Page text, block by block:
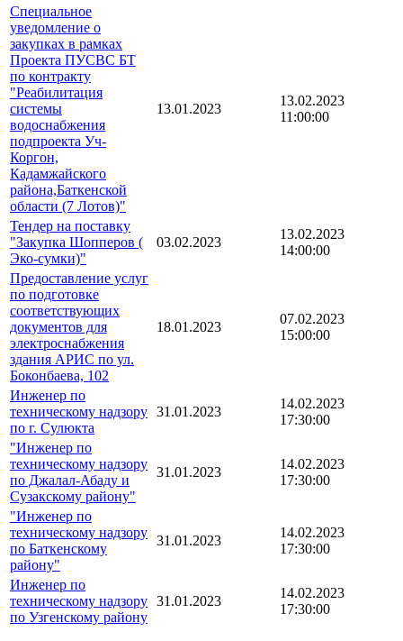
Специальное
уведомление о
закупках в рамках
Проекта ПУСВС БТ
по контракту
"Реабилитация
системы
водоснабжения
подпроекта Уч-
Коргон,
Кадамжайского
района,Баткенской
области (7 Лотов)"
13.01.2023
13.02.2023
11:00:00
Тендер на поставку
"Закупка Шопперов (
Эко-сумки)"
03.02.2023
13.02.2023
14:00:00
Предоставление услуг
по подготовке
соответствующих
документов для
электроснабжения
здания АРИС по ул.
Боконбаева, 102
18.01.2023
07.02.2023
15:00:00
Инженер по
техническому надзору
по г. Сулюкта
31.01.2023
14.02.2023
17:30:00
"Инженер по
техническому надзору
по Джалал-Абаду и
Сузакскому району"
31.01.2023
14.02.2023
17:30:00
"Инженер по
техническому надзору
по Баткенскому
району"
31.01.2023
14.02.2023
17:30:00
Инженер по
техническому надзору
по Узгенскому району
31.01.2023
14.02.2023
17:30:00